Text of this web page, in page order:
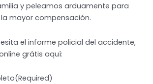
y peleamos arduamente para
mayor compensación.
el informe policial del accidente,
grátis aquí:
(Required)